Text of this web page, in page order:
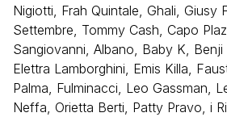
Nigiotti, Frah Quintale, Ghali, Giusy
Settembre, Tommy Cash, Capo
Sangiovanni, Albano, Baby K, Benji
Elettra Lamborghini, Emis Killa,
Palma, Fulminacci, Leo Gassman,
Neffa, Orietta Berti, Patty Pravo, i